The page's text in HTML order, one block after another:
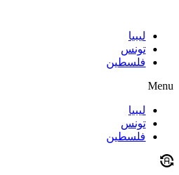
contentليبيا
تونس
فلسطين
Menu
ليبيا
تونس
فلسطين